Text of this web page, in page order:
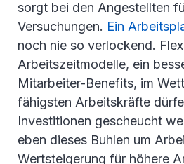
sorgt bei den Angestellten
Versuchungen. Ein
noch nie so verlockend.
Arbeitszeitmodelle, ein
Mitarbeiter-Benefits, im
fähigsten Arbeitskräfte
Investitionen gescheucht
eben dieses Buhlen um
Wertsteigerung für höhere